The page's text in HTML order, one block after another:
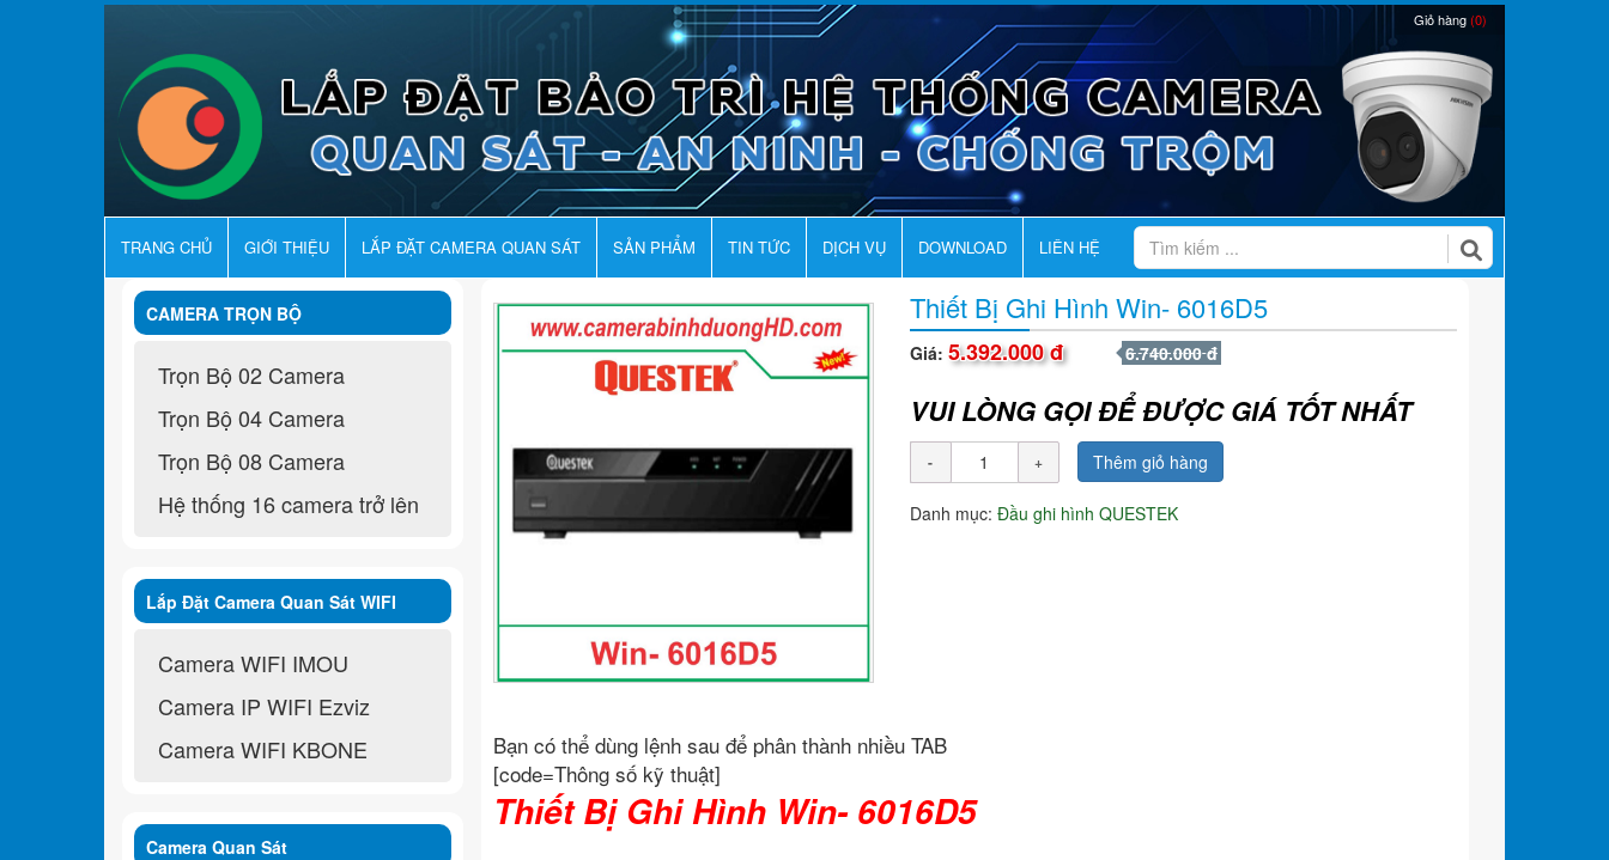
Giỏ hàng(0)
TRANG CHỦ GIỚI THIỆU LẮP ĐẶT CAMERA QUAN SÁT SẢN PHẨM TIN TỨC DỊCH VỤ DOWNLOAD LIÊN HỆ
Thiết Bị Ghi Hình Win- 6016D5
Giá: 5.392.000 đ 6.740.000 đ
VUI LÒNG GỌI ĐỂ ĐƯỢC GIÁ TỐT NHẤT
Thêm giỏ hàng
Danh mục: Đầu ghi hình QUESTEK
Bạn có thể dùng lệnh sau để phân thành nhiều TAB
[code=Thông số kỹ thuật]
Thiết Bị Ghi Hình Win- 6016D5
CAMERA TRỌN BỘ
Trọn Bộ 02 Camera
Trọn Bộ 04 Camera
Trọn Bộ 08 Camera
Hệ thống 16 camera trở lên
Lắp Đặt Camera Quan Sát WIFI
Không Dây
Camera WIFI IMOU
Camera IP WIFI Ezviz
Camera WIFI KBONE
Camera Quan Sát